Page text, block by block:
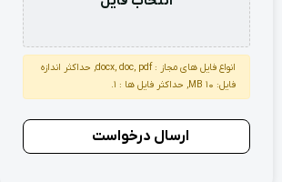
انواع فایل های مجاز : docx, doc, pdf, حداکثر اندازه
فایل: 10 MB, حداکثر فایل ها : 1.